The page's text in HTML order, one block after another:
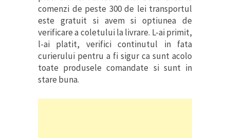
comenzi de peste 300 de lei transportul
este gratuit si avem si optiunea de
verificare a coletului la livrare. L-ai primit,
l-ai platit, verifici continutul in fata
curierului pentru a fi sigur ca sunt acolo
toate produsele comandate si sunt in
stare buna.